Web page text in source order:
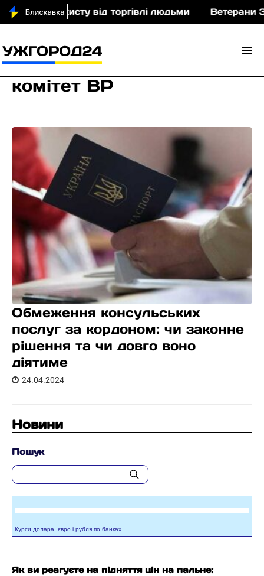
та захисту від торгівлі людьми Ветерани
комітет ВР
Обмеження консульських
послуг за кордоном: чи законне
рішення та чи довго воно
діятиме
24.04.2024
Новини
Пошук
Курси долара, євро і рубля по банках
Як ви реагуєте на підняття цін на пальне: